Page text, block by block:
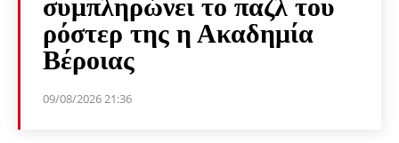
συμπληρώνει το παζλ του
ρόστερ της η Ακαδημία
Βέροιας
09/08/2026 21:36